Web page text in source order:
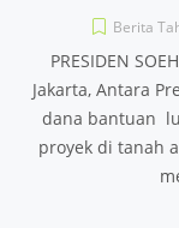
Berita
PRESIDEN
Jakarta, Antara
dana bantuan
proyek di tanah